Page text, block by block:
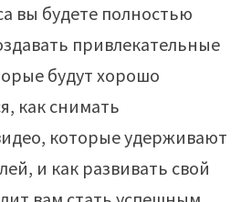
вы будете полностью
привлекательные
будут хорошо
как снимать
которые удерживают
и как развивать свой